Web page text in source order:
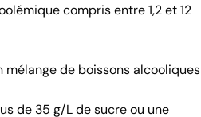
compris entre 1,2 et 12
de boissons alcooliques
de 35 g/L de sucre ou une